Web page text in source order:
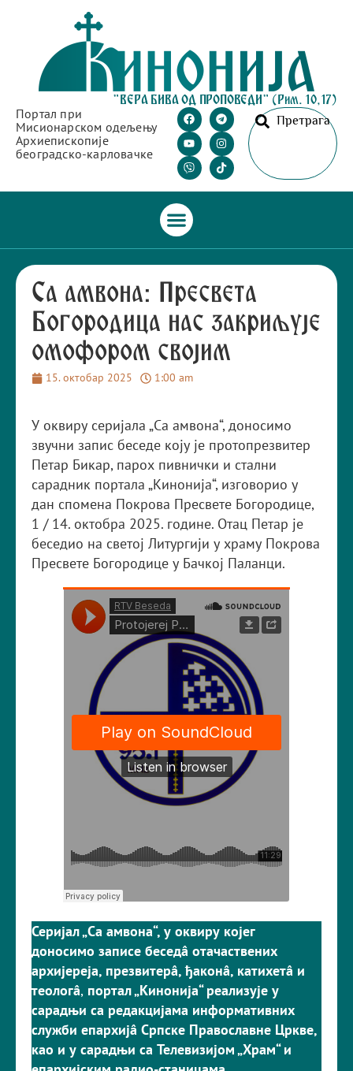
"ВЕРА БИВА ОД ПРОПОВЕДИ" (Рим. 10,17)
Портал при
Мисионарском одељењу
Архиепископије
београдско-карловачке
Претрага
Са амвона: Пресвета
Богородица нас закриљује
омофором својим
15. октобар 2025 1:00 am
У оквиру серијала „Са амвона“, доносимо
звучни запис беседе коју је протопрезвитер
Петар Бикар, парох пивнички и стални
сарадник портала „Кинонија“, изговорио у
дан спомена Покрова Пресвете Богородице,
1 / 14. октобра 2025. године. Отац Петар је
беседио на светој Литургији у храму Покрова
Пресвете Богородице у Бачкој Паланци.
Серијал „Са амвона“, у оквиру којег
доносимо записе беседâ отачаствених
архијереја, презвитерâ, ђаконâ, катихетâ и
теологâ, портал „Кинонија“ реализује у
сарадњи са редакцијама информативних
служби епархијâ Српске Православне Цркве,
као и у сарадњи са Телевизијом „Храм“ и